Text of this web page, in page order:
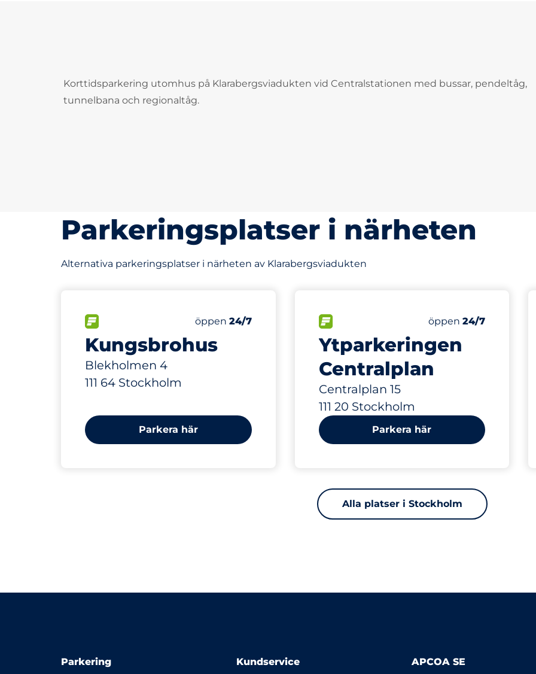
Korttidsparkering utomhus på Klarabergsviadukten vid Centralstationen med bussar, pendeltåg,
tunnelbana och regionaltåg.
Parkeringsplatser i närheten
Alternativa parkeringsplatser i närheten av Klarabergsviadukten
Kungsbrohus
Blekholmen 4
111 64 Stockholm
Antal parkeringsplatser:
Totalt antal platser
Electric Car Charging Spaces
Fredag
öppen 24/7
86 m
Parkera här
Ytparkeringen
Centralplan
Centralplan 15
111 20 Stockholm
Antal parkeringsplatser:
Totalt antal platser
Fredag
öppen24/7
264 m
Parkera här
Alla platser i Stockholm
Parkering Kundservice APCOA SE